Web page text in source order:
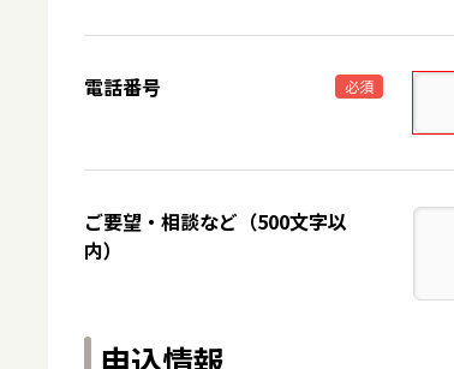
電話番号 必須
ご要望・相談など（500文字以
内）
申込情報